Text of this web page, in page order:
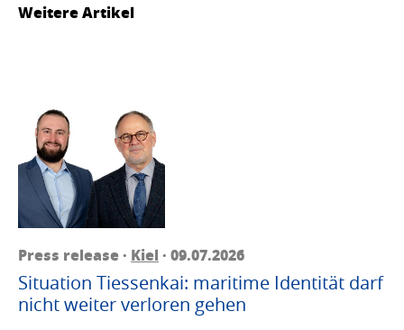
Weitere Artikel
Press release · Kiel · 09.07.2026
Situation Tiessenkai: maritime Identität darf
nicht weiter verloren gehen